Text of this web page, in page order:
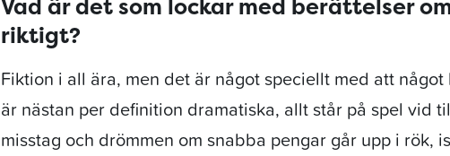
Vad är det som lockar med berättelser
riktigt?
Fiktion i all ära, men det är något speciellt med att
är nästan per definition dramatiska, allt står på spel vid
misstag och drömmen om snabba pengar går upp i rök,